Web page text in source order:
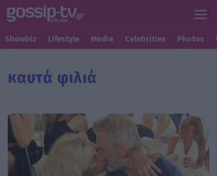
Showbiz Lifestyle Media Celebrities Photos
καυτά φιλιά